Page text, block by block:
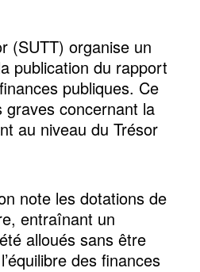
(SUTT) organise un
publication du rapport
publiques. Ce
concernant la
au niveau du Trésor
note les dotations de
entraînant un
alloués sans être
des finances